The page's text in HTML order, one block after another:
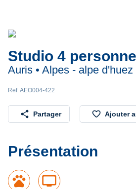
Studio 4
Auris • Alpes - alpe
Ref. AEO004-422
share Partager favorite_border Ajouter
Présentation
pets tv